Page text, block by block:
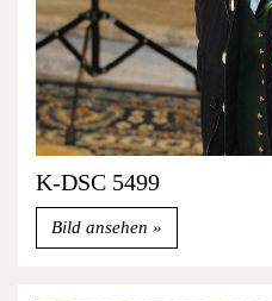
K-DSC 5499
Bild ansehen